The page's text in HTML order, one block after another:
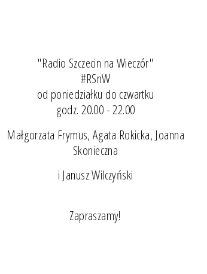
"Radio Szczecin na Wieczór"
#RSnW
od poniedziałku do czwartku
godz. 20.00 - 22.00
Małgorzata Frymus, Agata Rokicka, Joanna
Skonieczna
i Janusz Wilczyński
Zapraszamy!